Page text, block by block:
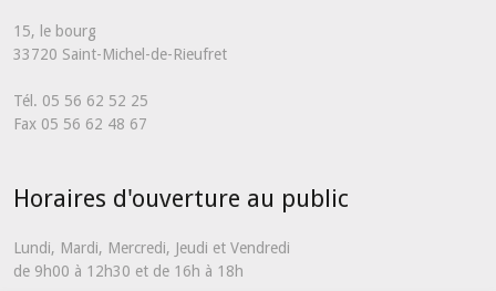
15, le bourg
33720 Saint-Michel-de-Rieufret
Tél. 05 56 62 52 25
Fax 05 56 62 48 67
Horaires d'ouverture au public
Lundi, Mardi, Mercredi, Jeudi et Vendredi
de 9h00 à 12h30 et de 16h à 18h